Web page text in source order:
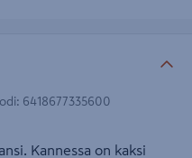
: 6418677335600
Kannessa on kaksi